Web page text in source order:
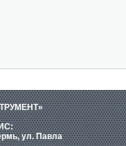
ул. Павла